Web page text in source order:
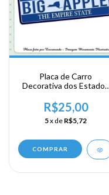
Placa de Carro
Decorativa dos Estados
New York - Big Apple
R$25,00
5x de R$5,72
COMPRAR